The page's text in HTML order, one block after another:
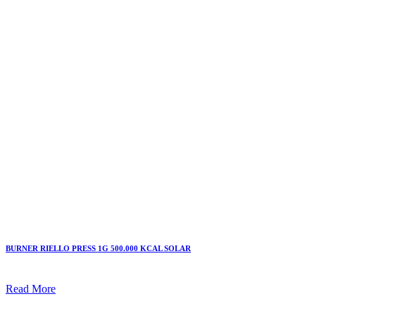
BURNER RIELLO PRESS 1G 500.000 KCAL SOLAR
Read More